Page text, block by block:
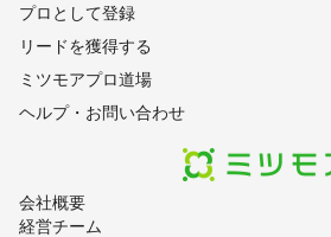
会社概要
経営チーム
プロとして登録
リードを獲得する
ミツモアプロ道場
ヘルプ・お問い合わせ